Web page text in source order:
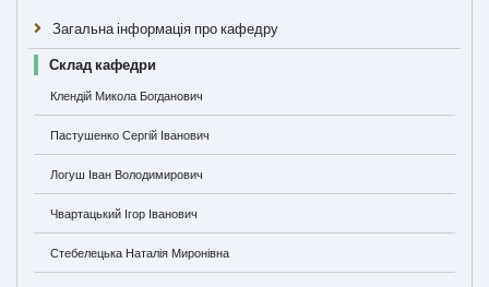
Загальна інформація про кафедру
Склад кафедри
Клендій Микола Богданович
Пастушенко Сергій Іванович
Логуш Іван Володимирович
Чвартацький Ігор Іванович
Стебелецька Наталія Миронівна